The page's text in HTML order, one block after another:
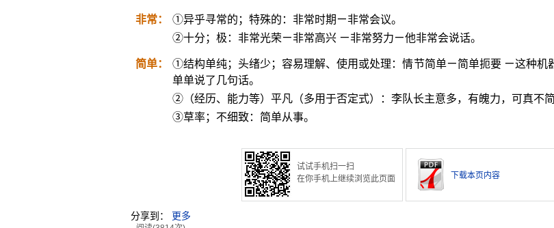
非常：
①异乎寻常的；特殊的：非常时期ㄧ非常会议。
②十分；极：非常光荣ㄧ非常高兴 ㄧ非常努力ㄧ他非常会说话。
简单：
①结构单纯；头绪少；容易理解、使用或处理：情节简单ㄧ简单扼要 ㄧ这种机
单单说了几句话。
②（经历、能力等）平凡（多用于否定式）：李队长主意多，有魄力，可真不简
③草率；不细致：简单从事。
试试手机扫一扫
在你手机上继续浏览此页面
下载本页内容
分享到： 更多